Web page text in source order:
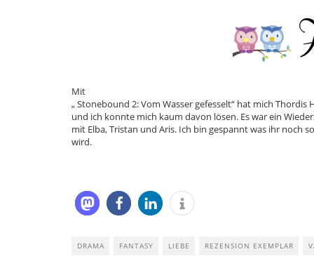
Mit
„ Stonebound 2: Vom Wasser gefesselt“ hat mich
und ich konnte mich kaum davon lösen. Es war ein
mit Elba, Tristan und Aris. Ich bin gespannt was ihr noch
wird.
DRAMA FANTASY LIEBE REZENSION EXEMPLAR